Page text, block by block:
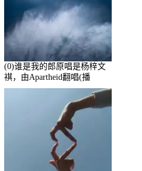
(0)谁是我的郎原唱是杨梓文
祺，由Apartheid翻唱(播
放:94178)